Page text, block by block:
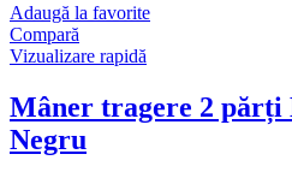
Adaugă la favorite
Compară
Vizualizare rapidă
Mâner tragere 2 părți
Negru